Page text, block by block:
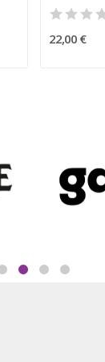
22,00 €